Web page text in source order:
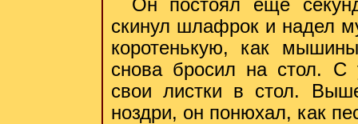
Он постоял еще
скинул шлафрок и надел
коротенькую, как
снова бросил на стол. С
свои листки в стол.
ноздри, он понюхал, как